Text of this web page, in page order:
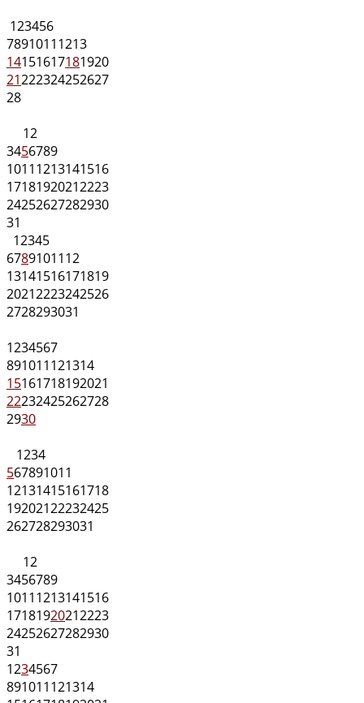
123456
78910111213
14151617181920
21222324252627
28
12
3456789
10111213141516
17181920212223
24252627282930
31
12345
6789101112
13141516171819
20212223242526
2728293031
1234567
891011121314
15161718192021
22232425262728
2930
1234
567891011
12131415161718
19202122232425
262728293031
12
3456789
10111213141516
17181920212223
24252627282930
31
1234567
891011121314